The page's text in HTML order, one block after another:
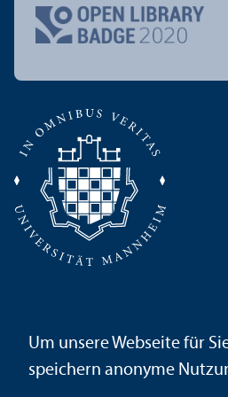
Impressum
Um unsere Webseite für
speichern anonyme